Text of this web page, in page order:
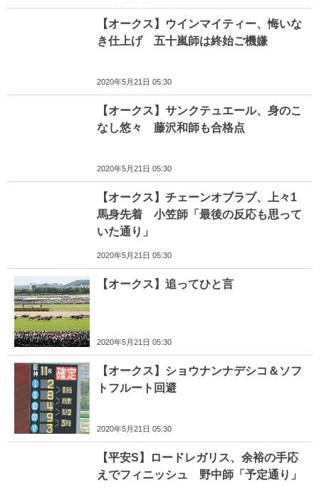
【オークス】ウインマイティー、悔いな
き仕上げ 五十嵐師は終始ご機嫌
2020年5月21日 05:30
【オークス】サンクテュエール、身のこ
なし悠々 藤沢和師も合格点
2020年5月21日 05:30
【オークス】チェーンオブラブ、上々1
馬身先着 小笠師「最後の反応も思って
いた通り」
2020年5月21日 05:30
【オークス】追ってひと言
2020年5月21日 05:30
【オークス】ショウナンナデシコ＆ソフ
トフルート回避
2020年5月21日 05:30
【平安S】ロードレガリス、余裕の手応
えでフィニッシュ 野中師「予定通り」